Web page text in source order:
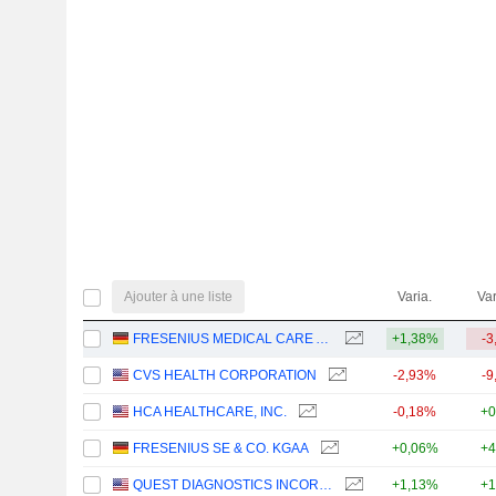
Ajouter à une liste Varia.
FRESENIUS MEDICAL CARE AG +1,38% -
CVS HEALTH CORPORATION -2,93% -
HCA HEALTHCARE, INC. -0,18%
FRESENIUS SE & CO. KGAA +0,06%
QUEST DIAGNOSTICS INCORPORATED +1,13%